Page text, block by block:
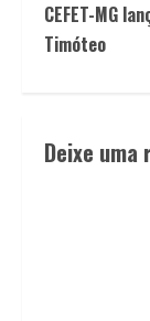
CEFET-MG
Timóteo
Deixe uma